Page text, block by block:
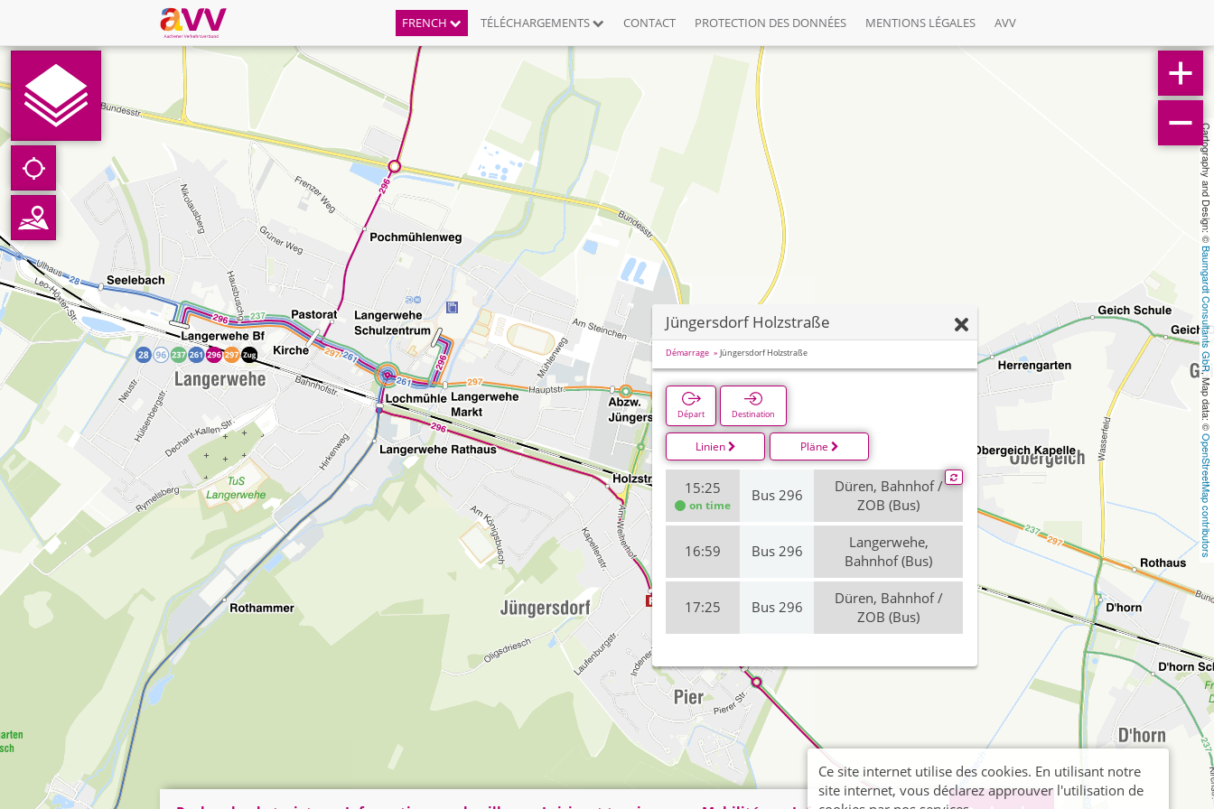
FRENCH TÉLÉCHARGEMENTS CONTACT PROTECTION DES DONNÉES MENTIONS LÉGALES AVV
Cartography and Design: ©
Baumgardt Consultants GbR
, Map data: ©
OpenStreetMap contributors
Jüngersdorf Holzstraße
Démarrage Jüngersdorf Holzstraße
Départ Destination
Linien Pläne
15:25
on time
Bus 296
Düren, Bahnhof /
ZOB (Bus)
16:59 Bus 296
Langerwehe,
Bahnhof (Bus)
17:25 Bus 296
Düren, Bahnhof /
ZOB (Bus)
Ce site internet utilise des cookies. En utilisant notre
site internet, vous déclarez approuver l'utilisation de